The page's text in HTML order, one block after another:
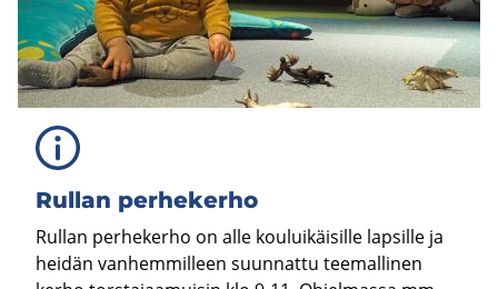
Rul­lan per­he­ker­ho
Rullan perhekerho on alle kouluikäisille lapsille ja
heidän vanhemmilleen suunnattu teemallinen